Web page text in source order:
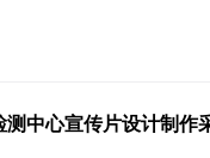
测中心宣传片设计制作